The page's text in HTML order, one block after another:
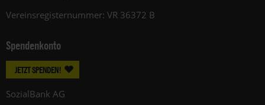
Vereinsregisternummer: VR 36372 B
Spendenkonto
JETZT SPENDEN!
SozialBank AG